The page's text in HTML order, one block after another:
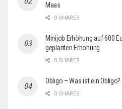
Maas
0 SHARES
Minijob Erhöhung auf 600
geplanten Erhöhung
0 SHARES
Obligo – Was ist ein Obligo?
0 SHARES